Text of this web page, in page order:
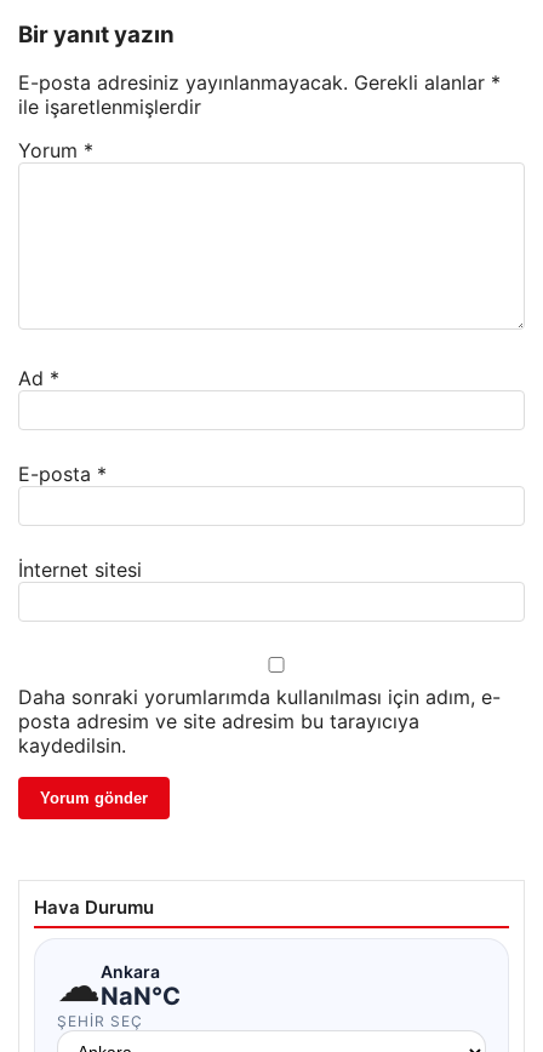
Bir yanıt yazın
E-posta adresiniz yayınlanmayacak. Gerekli alanlar *
ile işaretlenmişlerdir
Yorum *
Ad *
E-posta *
İnternet sitesi
Daha sonraki yorumlarımda kullanılması için adım, e-
posta adresim ve site adresim bu tarayıcıya
kaydedilsin.
Hava Durumu
☁Ankara
NaN°C
ŞEHIR SEÇ